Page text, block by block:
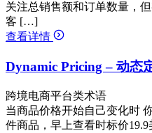
关注总销售额和订单数量，
客 […]
查看详情
Dynamic Pricing – 动态
跨境电商平台类术语
当商品价格开始自己变化时
件商品，早上查看时标价